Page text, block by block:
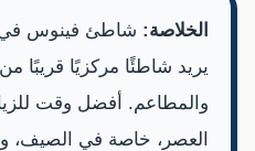
الخلاصة: شاطئ فينوس في
يريد شاطئًا مركزيًا قريبًا
والمطاعم. أفضل وقت
العصر، خاصة في